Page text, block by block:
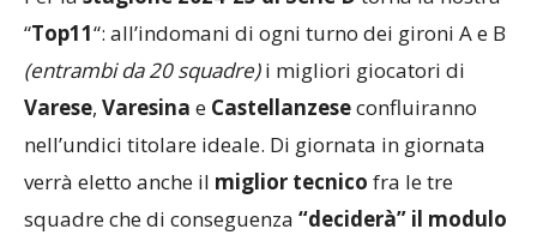
“Top11“: all’indomani di ogni turno dei gironi A e B
(entrambi da 20 squadre)i migliori giocatori di
Varese, Varesina e Castellanzeseconfluiranno
nell’undici titolare ideale. Di giornata in giornata
verrà eletto anche il miglior tecnico fra le tre
squadre che di conseguenza “deciderà” il modulo